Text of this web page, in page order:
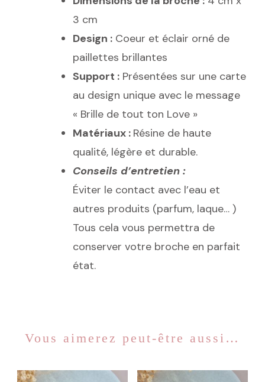
3 cm
Design : Coeur et éclair orné de
paillettes brillantes
Support : Présentées sur une carte
au design unique avec le message
« Brille de tout ton Love »
Matériaux : Résine de haute
qualité, légère et durable.
Conseils d’entretien :
Éviter le contact avec l’eau et
autres produits (parfum, laque… )
Tous cela vous permettra de
conserver votre broche en parfait
état.
Vous aimerez peut-être aussi…